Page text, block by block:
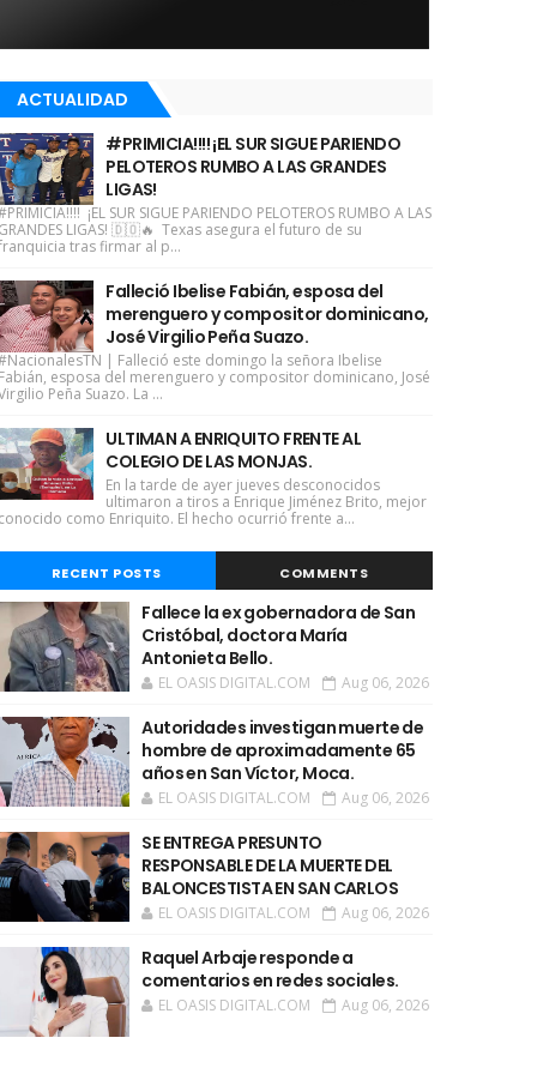
ACTUALIDAD
#PRIMICIA!!!! ¡EL SUR SIGUE PARIENDO
PELOTEROS RUMBO A LAS GRANDES
LIGAS!
¡EL SUR SIGUE PARIENDO PELOTEROS RUMBO A LAS
LIGAS! 🇩🇴🔥 Texas asegura el futuro de su
tras firmar al p...
Falleció Ibelise Fabián, esposa del
merenguero y compositor dominicano,
José Virgilio Peña Suazo.
| Falleció este domingo la señora Ibelise
esposa del merenguero y compositor dominicano, José
Peña Suazo. La ...
ULTIMAN A ENRIQUITO FRENTE AL
COLEGIO DE LAS MONJAS.
En la tarde de ayer jueves desconocidos
ultimaron a tiros a Enrique Jiménez Brito, mejor
como Enriquito. El hecho ocurrió frente a...
RECENT POSTS COMMENTS
Fallece la ex gobernadora de San
Cristóbal, doctora María
Antonieta Bello.
EL OASIS DIGITAL.COM Aug 06, 2026
Autoridades investigan muerte de
hombre de aproximadamente 65
años en San Víctor, Moca.
EL OASIS DIGITAL.COM Aug 06, 2026
SE ENTREGA PRESUNTO
RESPONSABLE DE LA MUERTE DEL
BALONCESTISTA EN SAN CARLOS
EL OASIS DIGITAL.COM Aug 06, 2026
Raquel Arbaje responde a
comentarios en redes sociales.
EL OASIS DIGITAL.COM Aug 06, 2026